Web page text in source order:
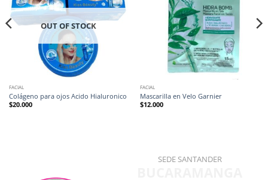
OUT OF STOCK
FACIAL
Colágeno para ojos Acido Hialuronico
$20.000
FACIAL
Mascarilla en Velo Garnier
$12.000
SEDE SANTANDER